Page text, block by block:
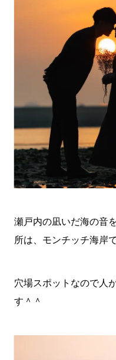
瀬戸内の凪いだ海の音
所は、モンチッチ海岸
穴場スポットなので人
す＾＾